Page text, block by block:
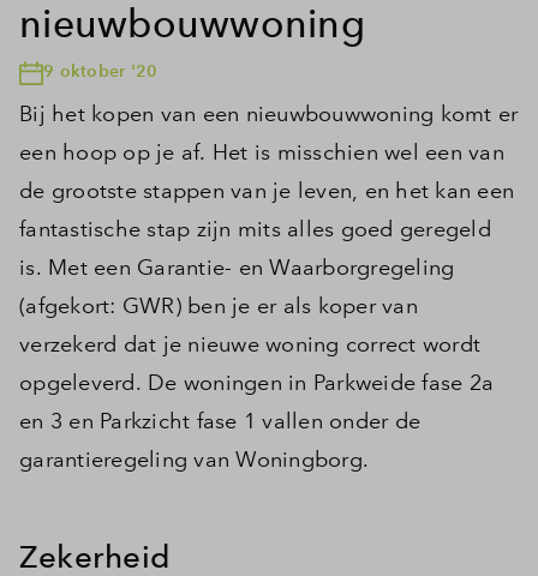
nieuwbouwwoning
9 oktober '20
Bij het kopen van een nieuwbouwwoning komt er
een hoop op je af. Het is misschien wel een van
de grootste stappen van je leven, en het kan een
fantastische stap zijn mits alles goed geregeld
is. Met een Garantie- en Waarborgregeling
(afgekort: GWR) ben je er als koper van
verzekerd dat je nieuwe woning correct wordt
opgeleverd. De woningen in Parkweide fase 2a
en 3 en Parkzicht fase 1 vallen onder de
garantieregeling van Woningborg.
Zekerheid